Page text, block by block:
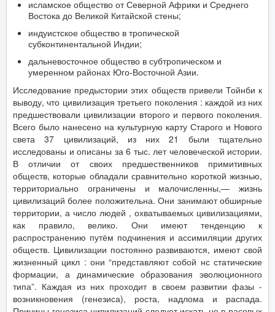
исламское общество от Северной Африки и Среднего
Востока до Великой Китайской стены;
индуистское общество в тропической
субконтинентальной Индии;
дальневосточное общество в субтропическом и
умеренном районах Юго-Восточной Азии.
Исследование предыстории этих обществ привели Тойнби к
выводу, что цивилизация третьего поколения : каждой из них
предшествовали цивилизации второго и первого поколения.
Всего было нанесено на культурную карту Старого и Нового
света 37 цивилизаций, из них 21 были тщательно
исследованы и описаны за 6 тыс. лет человеческой истории.
В отличии от своих предшественников примитивных
обществ, которые обладали сравнительно короткой жизнью,
территориально ограничены и малочисленны,— жизнь
цивилизаций более положительна. Они занимают обширные
территории, а число людей , охватываемых цивилизациями,
как правило, велико. Они имеют тенденцию к
распространению путём подчинения и ассимиляции других
обществ. Цивилизации постоянно развиваются, имеют свой
жизненный цикл : они “представляют собой нс статические
формации, а динамические образования эволюционного
типа”. Каждая из них проходит в своем развитии фазы -
возникновения (генезиса), роста, надлома и распада.